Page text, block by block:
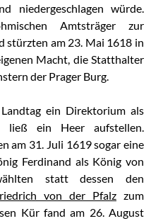
niedergeschlagen würde.
Amtsträger zur
stürzten am 23. Mai 1618 in
Macht, die Statthalter
der Prager Burg.
ein Direktorium als
ein Heer aufstellen.
am 31. Juli 1619 sogar eine
Ferdinand als König von
statt dessen den
von der Pfalz zum
Kür fand am 26. August